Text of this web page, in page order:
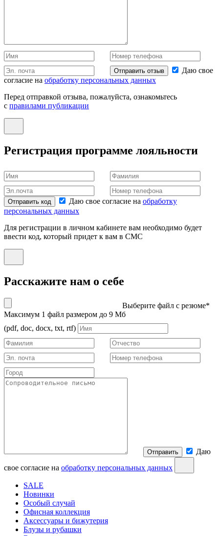
Отправить отзыв
Даю свое
согласие на обработку персональных данных
Перед отправкой отзыва, пожалуйста, ознакомьтесь
с правилами публикации
Регистрация программе лояльности
Отправить код Даю свое согласие на обработку
персональных данных
Для регистрации в личном кабинете вам необходимо будет
ввести код, который придет к вам в СМС
Расскажите нам о себе
Выберите файл с резюме*
Максимум 1 файл размером до 9 Мб
(pdf, doc, docx, txt, rtf)
Отправить
Даю
свое согласие на обработку персональных данных
SALE
Новинки
Особый случай
Офисная коллекция
Аксессуары и бижутерия
Блузы и рубашки